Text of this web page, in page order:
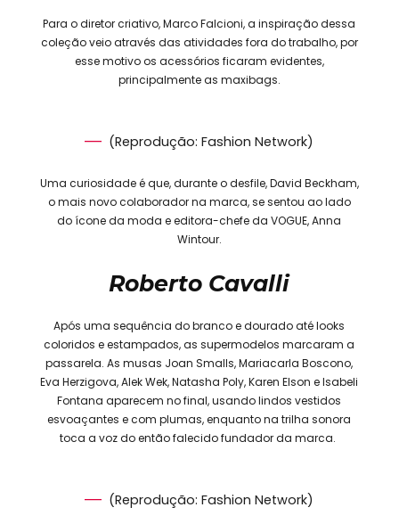
Para o diretor criativo, Marco Falcioni, a inspiração dessa
coleção veio através das atividades fora do trabalho, por
esse motivo os acessórios ficaram evidentes,
principalmente as maxibags.
(Reprodução: Fashion Network)
Uma curiosidade é que, durante o desfile, David Beckham,
o mais novo colaborador na marca, se sentou ao lado
do ícone da moda e editora-chefe da VOGUE, Anna
Wintour.
Roberto Cavalli
Após uma sequência do branco e dourado até looks
coloridos e estampados, as supermodelos marcaram a
passarela. As musas Joan Smalls, Mariacarla Boscono,
Eva Herzigova, Alek Wek, Natasha Poly, Karen Elson e Isabeli
Fontana aparecem no final, usando lindos vestidos
esvoaçantes e com plumas, enquanto na trilha sonora
toca a voz do então falecido fundador da marca.
(Reprodução: Fashion Network)